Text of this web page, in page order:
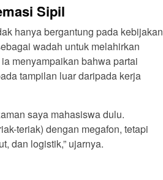
Sipil
hanya bergantung pada kebijakan
wadah untuk melahirkan
menyampaikan bahwa partai
tampilan luar daripada kerja
saya mahasiswa dulu.
teriak) dengan megafon, tetapi
dan logistik,” ujarnya.